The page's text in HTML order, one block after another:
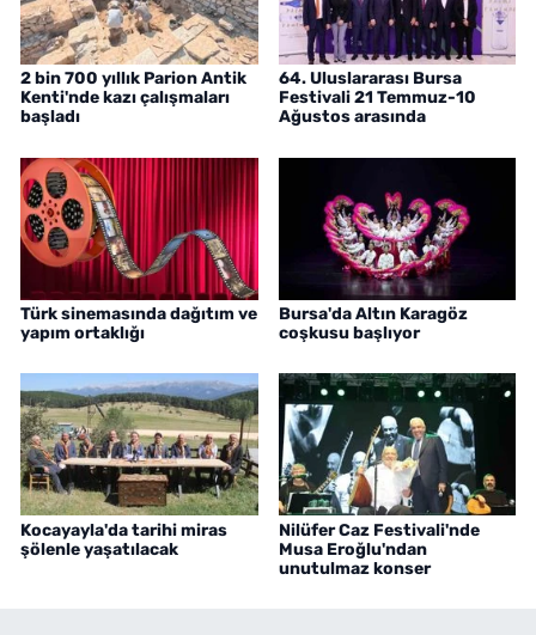
2 bin 700 yıllık Parion Antik
Kenti'nde kazı çalışmaları
başladı
64. Uluslararası Bursa
Festivali 21 Temmuz-10
Ağustos arasında
Türk sinemasında dağıtım ve
yapım ortaklığı
Bursa'da Altın Karagöz
coşkusu başlıyor
Kocayayla'da tarihi miras
şölenle yaşatılacak
Nilüfer Caz Festivali'nde
Musa Eroğlu'ndan
unutulmaz konser